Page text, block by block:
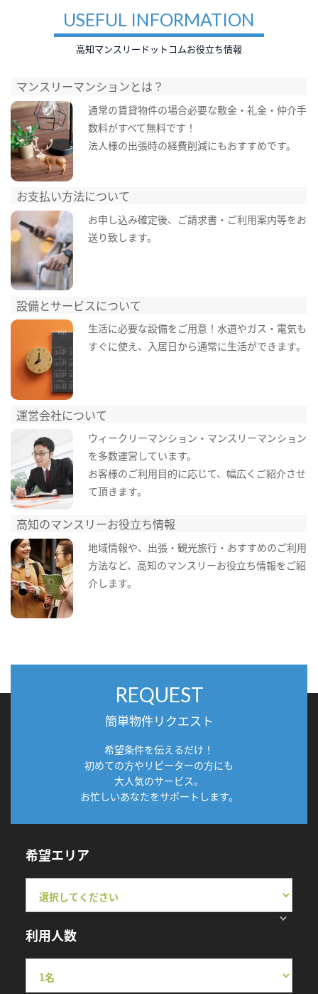
USEFUL INFORMATION
高知マンスリードットコムお役立ち情報
マンスリーマンションとは？
通常の賃貸物件の場合必要な敷金・礼金・仲介手
数料がすべて無料です！
法人様の出張時の経費削減にもおすすめです。
お支払い方法について
お申し込み確定後、ご請求書・ご利用案内等をお
送り致します。
設備とサービスについて
生活に必要な設備をご用意！水道やガス・電気も
すぐに使え、入居日から通常に生活ができます。
運営会社について
ウィークリーマンション・マンスリーマンション
を多数運営しています。
お客様のご利用目的に応じて、幅広くご紹介させ
て頂きます。
高知のマンスリーお役立ち情報
地域情報や、出張・観光旅行・おすすめのご利用
方法など、高知のマンスリーお役立ち情報をご紹
介します。
REQUEST
簡単物件リクエスト
希望条件を伝えるだけ！
初めての方やリピーターの方にも
大人気のサービス。
お忙しいあなたをサポートします。
希望エリア
利用人数